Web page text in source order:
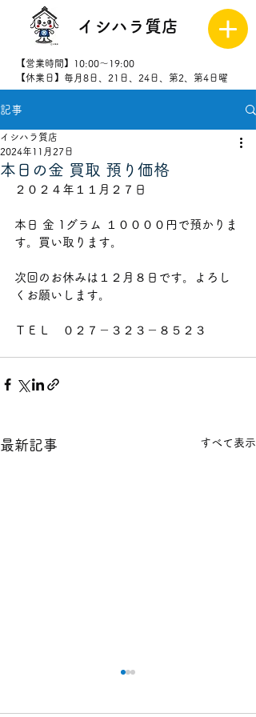
イシハラ質店
【営業時間】10:00～19:00
【休業日】毎月8日、21日、24日、第2、第4日曜
8523
記事
本日の金 買取 預り価格
イシハラ質店
2024年11月27日
２０２４年１１月２７日
本日 金 1グラム １００００ 円で預かりま
す。買い取ります。
次回のお休みは１２月８ 日です。よろし
くお願いします。
ＴＥＬ　０２７－３２３－８５２３
最新記事 すべて表示